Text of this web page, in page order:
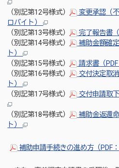
（別記第12号様式）
変更承認（
ロバイト）
（別記第13号様式）
完了報告書
（別記第14号様式）
補助金額確
ト）
（別記第15号様式）
請求書（
（別記第16号様式）
交付決定取
ト）
（別記第17号様式）
交付申請取
（別記第18号様式）
補助金返還
ト）
補助申請手続きの進め方（PDF